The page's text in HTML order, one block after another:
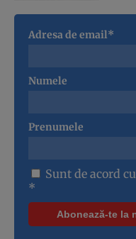
Adresa de email*
Numele
Prenumele
Sunt de acord cu
*